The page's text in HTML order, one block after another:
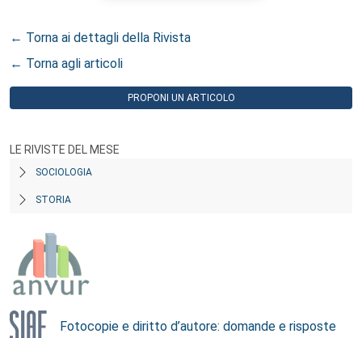
← Torna ai dettagli della Rivista
← Torna agli articoli
PROPONI UN ARTICOLO
LE RIVISTE DEL MESE
SOCIOLOGIA
STORIA
Fotocopie e diritto d’autore: domande e risposte